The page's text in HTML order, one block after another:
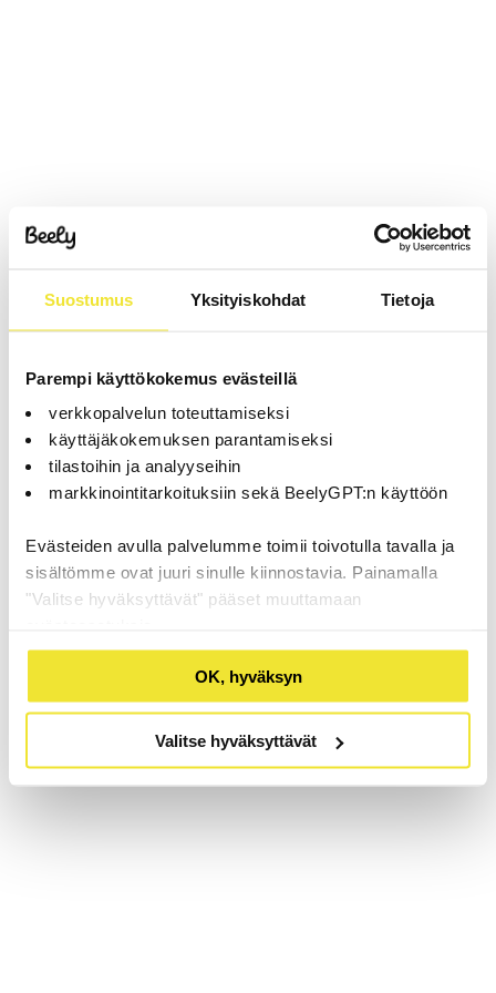
Suostumus Yksityiskohdat Tietoja
Parempi käyttökokemus evästeillä
verkkopalvelun toteuttamiseksi
käyttäjäkokemuksen parantamiseksi
tilastoihin ja analyyseihin
markkinointitarkoituksiin sekä BeelyGPT:n käyttöön
Evästeiden avulla palvelumme toimii toivotulla tavalla ja
sisältömme ovat juuri sinulle kiinnostavia. Painamalla
"Valitse hyväksyttävät" pääset muuttamaan
OK, hyväksyn
Valitse hyväksyttävät